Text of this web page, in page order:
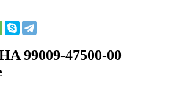
99009-47500-00